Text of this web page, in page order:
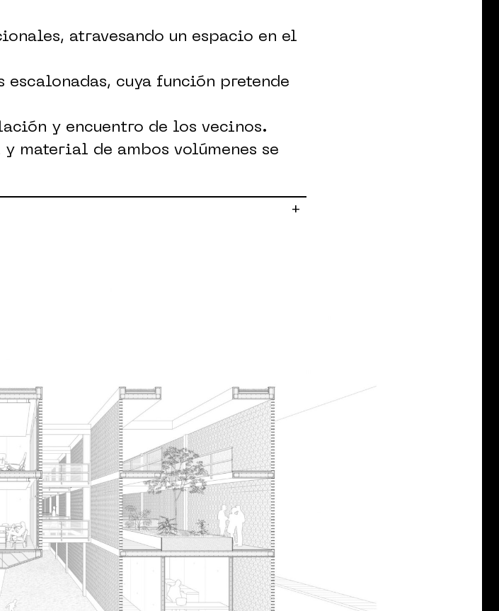
atravesando un espacio en el
cuya función pretende
y encuentro de los vecinos.
material de ambos volúmenes se
moderna, que reinterpreta el
+